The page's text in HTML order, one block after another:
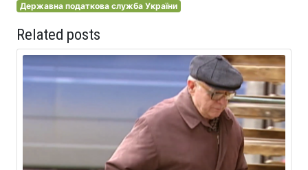
Державна податкова служба України
Related posts